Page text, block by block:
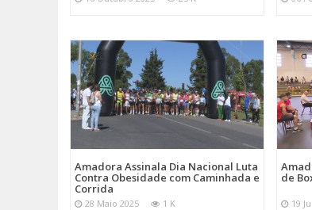
Amadora Assinala Dia Nacional Luta
Contra Obesidade com Caminhada e
Corrida
28 Maio 2025 1 K
de
19